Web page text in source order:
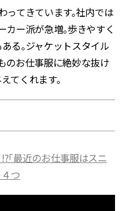
ってきています。社内では
カー派が急増。歩きやすく
る。ジャケットスタイル
のお仕事服に絶妙な抜け
てくれます。
「最近のお仕事服はスニ
つ